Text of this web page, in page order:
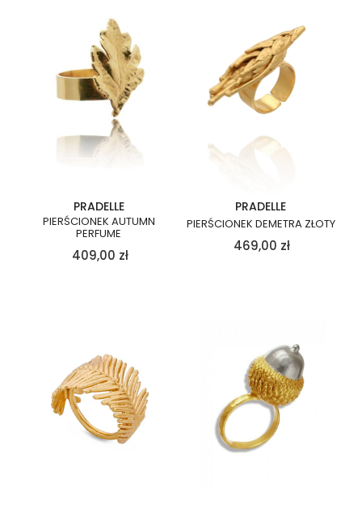
PRADELLE
PIERŚCIONEK AUTUMN
PERFUME
409,00 zł
PRADELLE
PIERŚCIONEK DEMETRA ZŁOTY
469,00 zł